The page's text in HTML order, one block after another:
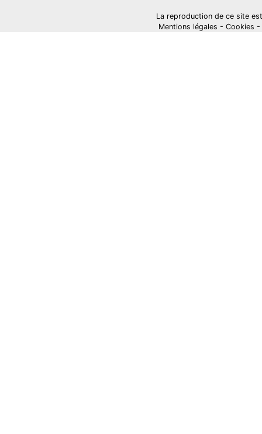
La reproduction de ce site
Mentions légales - Cookies -